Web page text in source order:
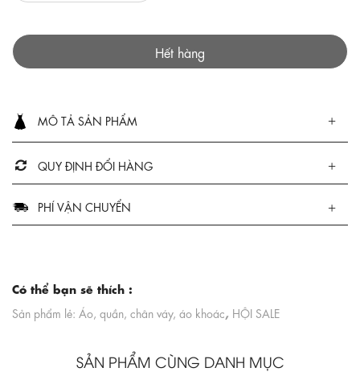
Hết hàng
MÔ TẢ SẢN PHẨM
QUY ĐỊNH ĐỔI HÀNG
PHÍ VẬN CHUYỂN
Có thể bạn sẽ thích :
Sản phẩm lẻ: Áo, quần, chân váy, áo khoác, HỘI SALE
SẢN PHẨM CÙNG DANH MỤC